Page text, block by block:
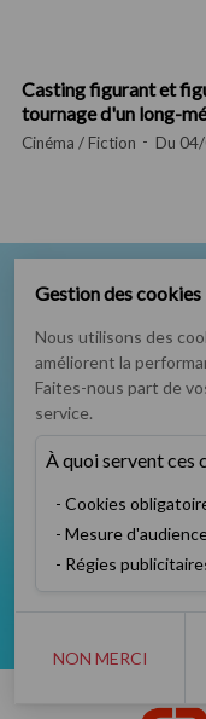
Casting figurant et
tournage d'un long-
Cinéma / Fiction Du
Podcast
Gestion des cookies
Nous utilisons des
améliorent la
Faites-nous part de
service.
À quoi servent ces
Cookies
Mesure
Régies
NON MERCI